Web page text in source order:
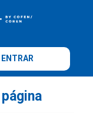
ENTRAR